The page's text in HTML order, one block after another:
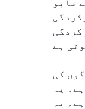
قابو
ہے
کی
یہ
یہ